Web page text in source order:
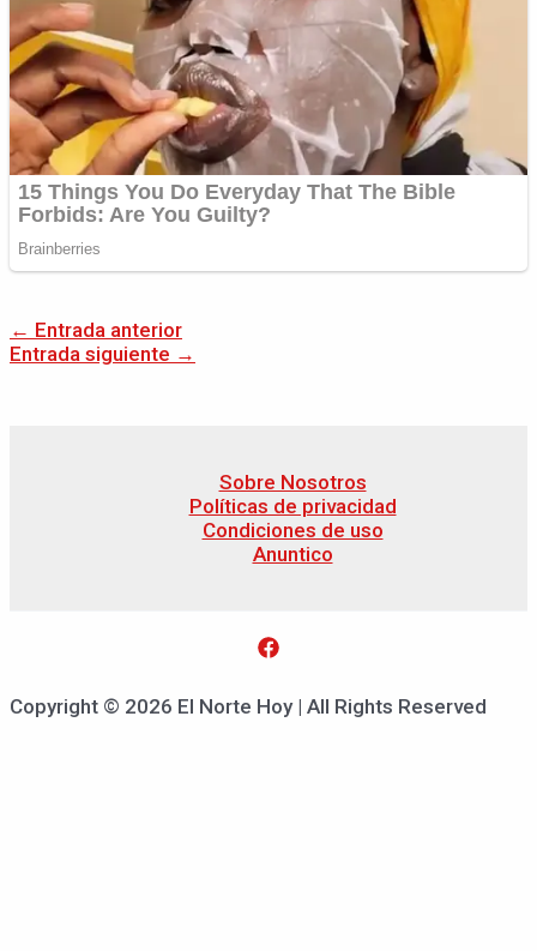
← Entrada anterior
Entrada siguiente →
Sobre Nosotros
Políticas de privacidad
Condiciones de uso
Anuntico
Copyright © 2026 El Norte Hoy | All Rights Reserved